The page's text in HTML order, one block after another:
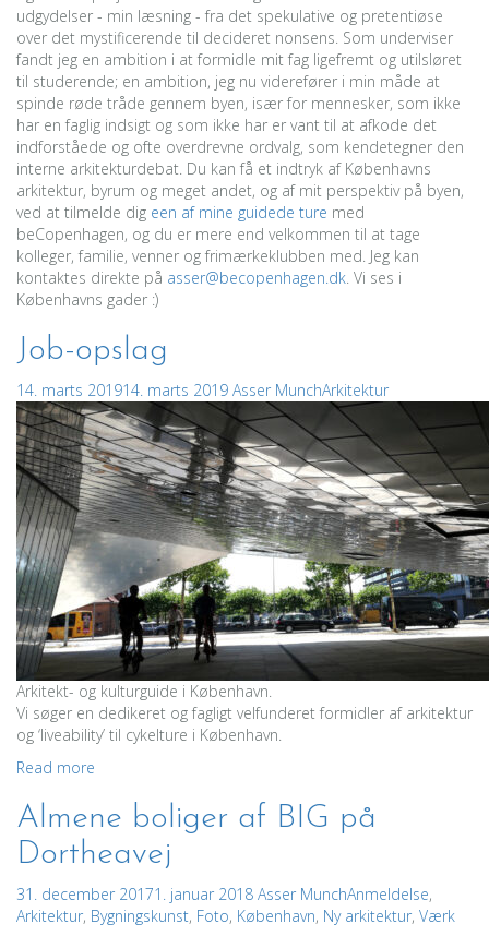
udgydelser - min læsning - fra det spekulative og pretentiøse
over det mystificerende til decideret nonsens. Som underviser
fandt jeg en ambition i at formidle mit fag ligefremt og utilsløret
til studerende; en ambition, jeg nu viderefører i min måde at
spinde røde tråde gennem byen, især for mennesker, som ikke
har en faglig indsigt og som ikke har er vant til at afkode det
indforståede og ofte overdrevne ordvalg, som kendetegner den
interne arkitekturdebat. Du kan få et indtryk af Københavns
arkitektur, byrum og meget andet, og af mit perspektiv på byen,
ved at tilmelde dig een af mine guidede ture med
beCopenhagen, og du er mere end velkommen til at tage
kolleger, familie, venner og frimærkeklubben med. Jeg kan
kontaktes direkte på asser@becopenhagen.dk. Vi ses i
Københavns gader :)
Job-opslag
14. marts 201914. marts 2019 Asser MunchArkitektur
Arkitekt- og kulturguide i København.
Vi søger en dedikeret og fagligt velfunderet formidler af arkitektur
og ‘liveability’ til cykelture i København.
Read more
Almene boliger af BIG på
Dortheavej
31. december 20171. januar 2018 Asser MunchAnmeldelse,
Arkitektur, Bygningskunst, Foto, København, Ny arkitektur, Værk